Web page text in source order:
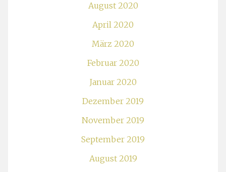
August 2020
April 2020
März 2020
Februar 2020
Januar 2020
Dezember 2019
November 2019
September 2019
August 2019